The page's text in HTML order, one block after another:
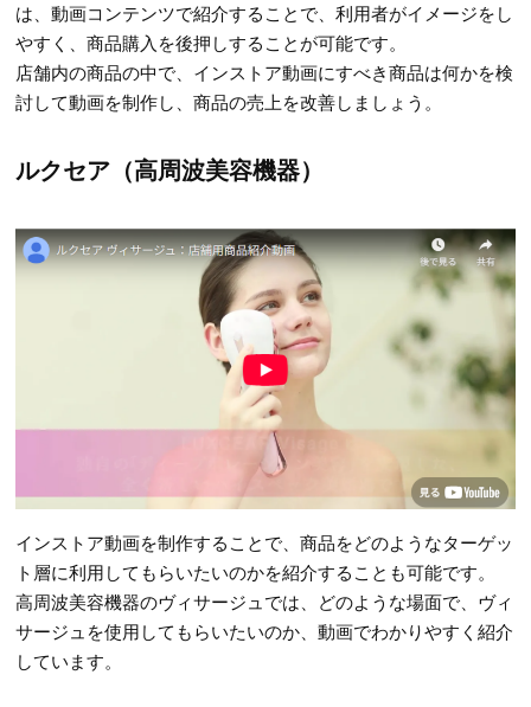
は、動画コンテンツで紹介することで、利用者がイメージをし
やすく、商品購入を後押しすることが可能です。
店舗内の商品の中で、インストア動画にすべき商品は何かを検
討して動画を制作し、商品の売上を改善しましょう。
ルクセア（高周波美容機器）
インストア動画を制作することで、商品をどのようなターゲッ
ト層に利用してもらいたいのかを紹介することも可能です。
高周波美容機器のヴィサージュでは、どのような場面で、ヴィ
サージュを使用してもらいたいのか、動画でわかりやすく紹介
しています。